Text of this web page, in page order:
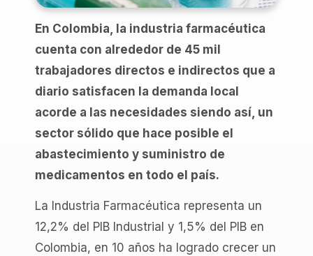
En Colombia, la industria farmacéutica
cuenta con alrededor de 45 mil
trabajadores directos e indirectos que a
diario satisfacen la demanda local
acorde a las necesidades siendo así, un
sector sólido que hace posible el
abastecimiento y suministro de
medicamentos en todo el país.
La Industria Farmacéutica representa un
12,2% del PIB Industrial y 1,5% del PIB en
Colombia, en 10 años ha logrado crecer un